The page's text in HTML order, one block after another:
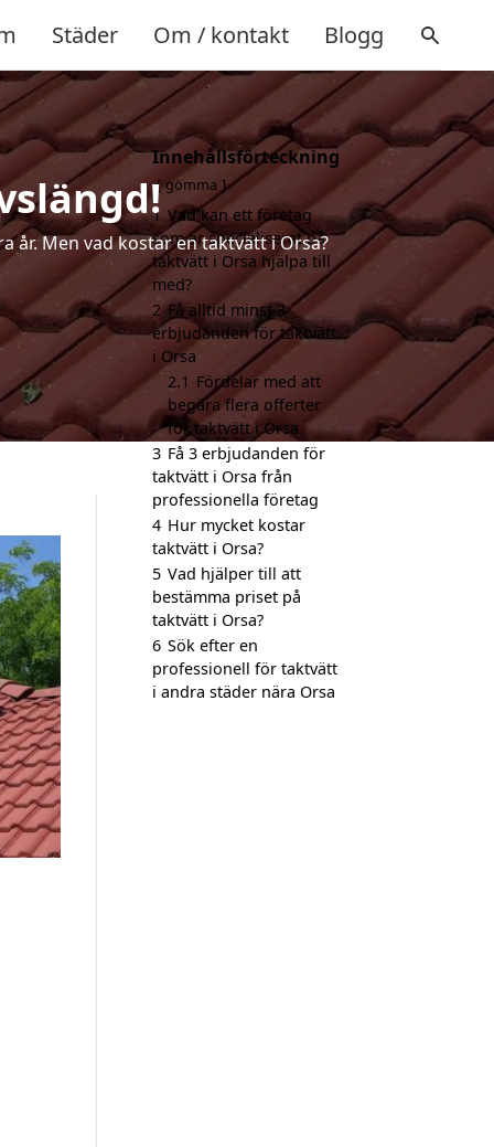
Städer Om / kontakt Blogg
Men vad kostar en taktvätt i Orsa?
Innehållsförteckning
gömma
1 Vad kan ett företag
som är specialiserat på
taktvätt i Orsa hjälpa till
med?
2 Få alltid minst 3
erbjudanden för taktvätt
i Orsa
2.1 Fördelar med att
begära flera offerter
för taktvätt i Orsa
3 Få 3 erbjudanden för
taktvätt i Orsa från
professionella företag
4 Hur mycket kostar
taktvätt i Orsa?
5 Vad hjälper till att
bestämma priset på
taktvätt i Orsa?
6 Sök efter en
professionell för taktvätt
i andra städer nära Orsa